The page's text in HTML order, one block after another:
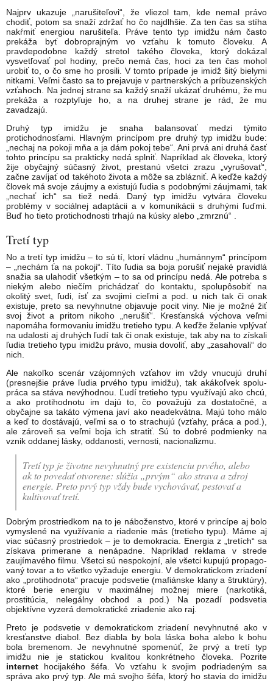
Najprv ukazuje „narušiteľovi“, že vliezol tam, kde ne­mal právo
chodiť, potom sa snaží zdržať ho čo najdlhšie. Za ten čas sa stíha
nakŕmiť energiou narušiteľa. Práve tento typ imidžu nám často
prekáža byť dobroprajným vo vzťahu k tomuto človeku. A
pravdepodobne každý stretol takého človeka, ktorý dokázal
vysvetľovať pol hodiny, prečo nemá čas, hoci za ten čas mohol
urobiť to, o čo sme ho prosili. V tomto prípade je imidž šitý bielymi
nitkami. Veľmi často sa to prejavuje v partnerských a príbuzenských
vzťahoch. Na jednej strane sa každý snaží ukázať druhému, že mu
prekáža a rozptyľuje ho, a na druhej stra­ne je rád, že mu
zavadzajú.
Druhý typ imidžu je snaha balansovať medzi týmito
protichodnosťami. Hlavným princípom pre druhý typ imidžu bude:
„nechaj na pokoji mňa a ja dám pokoj tebe“. Ani prvá ani druhá časť
tohto princípu sa prakticky nedá splniť. Napríklad ak človeka, ktorý
žije obyčajný súčasný život, prestanú všetci zrazu „vyrušovať“,
začne zavíjať od takéhoto života a môže sa zblázniť. A keďže každý
človek má svoje záujmy a existujú ľudia s podobnými záujmami, tak
„nechať ich“ sa tiež nedá. Daný typ imidžu vytvára človeku
problémy v sociálnej adaptácii a v komunikácii s druhými ľuďmi.
Buď ho tieto protichodnosti trhajú na kúsky alebo „zmrznú“ .
Tretí typ
No a tretí typ imidžu – to sú tí, ktorí vládnu „humánnym“ princípom
– „nechám ťa na po­koji“. Títo ľudia sa boja porušiť nejaké pravidlá
snažia sa ulahodiť všetkým – to sa od princípu nedá. Ale potreba s
niekým alebo niečím pri­chádzať do kontaktu, spolupôsobiť na
okolitý svet, ľudi, ísť za svojimi cieľmi a pod. u nich tak či onak
existuje, preto sa nevyhnutne objavuje pocit viny. Nie je možné žiť
svoj život a pritom ni­koho „nerušiť“. Kresťanská výchova veľmi
napo­máha formovaniu imidžu tretieho typu. A keďže želanie vplývať
na udalosti aj druhých ľudí tak či onak existuje, tak aby na to získali
ľudia tretieho typu imidžu právo, musia dovoliť, aby „zasaho­vali“ do
nich.
Ale nakoľko scenár vzájomných vzťahov im vždy vnucujú druhí
(presnejšie práve ľudia prvého typu imidžu), tak akákoľvek spolu­
práca sa stáva nevýhodnou. Ľudí tretieho typu využívajú ako chcú,
a ako protihodnotu im dajú to, čo považujú za dostatočné, a
obyčajne sa takáto výmena javí ako neadekvátna. Majú toho málo
a keď to dostávajú, veľmi sa o to strachujú (vzťahy, práca a pod.),
ale zároveň sa veľmi boja ich stratiť. Sú to dobré podmienky na
vznik od­danej lásky, oddanosti, vernosti, nacionalizmu.
Tretí typ je životne nevyhnutný pre existenciu prvého, alebo
ak to povedať otvorene: slúžia „pr­vým“ ako strava a zdroj
energie. Preto prvý typ vždy bude vychovávať, pestovať a
kultivovať tretí.
Dobrým prostriedkom na to je náboženstvo, ktoré v princípe aj bolo
vymyslené na využívanie a riadenie más (tretieho typu). Máme aj
viac súčasný prostriedok – je to demokracia. Energia z „tretích“ sa
získava primerane a nenápadne. Napríklad reklama v strede
zaujímavého filmu. Všetci sú nespokojní, ale všetci kupujú propago­
vaný tovar a to všetko vyžaduje energiu. V demokratickom zriadení
ako „protihodnota“ pracuje podsvetie (mafiánske klany a štruktúry),
ktoré berie energiu v maximálnej možnej miere (narkotiká,
prostitúcia, nelegálny obchod a pod.) Na pozadí podsvetia
objektívne vyzerá demokra­tické zriadenie ako raj.
Preto je podsvetie v de­mokratickom zriadení nevyhnutné ako v
kres­ťanstve diabol. Bez diabla by bola láska boha alebo k bohu
bola bremenom. Je nevyhnutné spome­núť, že prvý a tretí typ
imidžu nie je statickou kvalitou konkrétneho člove­ka. Pozrite
internet hocijakého šéfa. Vo vzťahu k svojim podriadeným sa
správa ako prvý typ. Ale má svoj­ho šéfa, ktorý ho stavia do imidžu